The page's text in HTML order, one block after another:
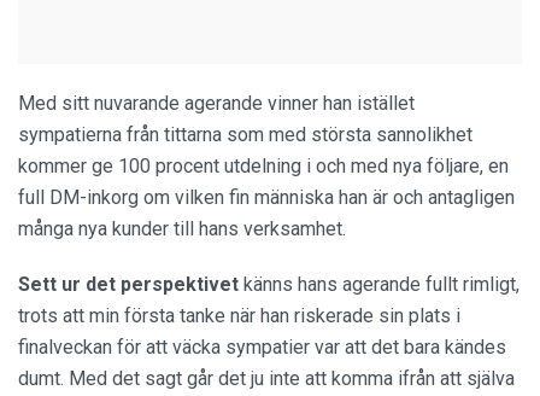
Med sitt nuvarande agerande vinner han istället
sympatierna från tittarna som med största sannolikhet
kommer ge 100 procent utdelning i och med nya följare, en
full DM-inkorg om vilken fin människa han är och antagligen
många nya kunder till hans verksamhet.
Sett ur det perspektivet känns hans agerande fullt rimligt,
trots att min första tanke när han riskerade sin plats i
finalveckan för att väcka sympatier var att det bara kändes
dumt. Med det sagt går det ju inte att komma ifrån att själva